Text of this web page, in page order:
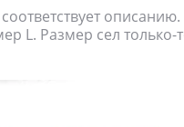
L. Размер сел только-